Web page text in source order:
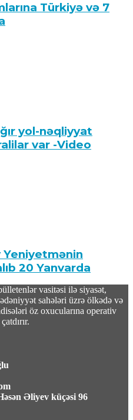
Türkiyə və 7
yol-nəqliyyat
var -Video
Yeniyetmənin
20 Yanvarda
səbəb olduğu
27 ştata
vasitəsi ilə siyasət,
sahələri üzrə ölkədə və
öz oxucularına operativ
Əliyev küçəsi 96